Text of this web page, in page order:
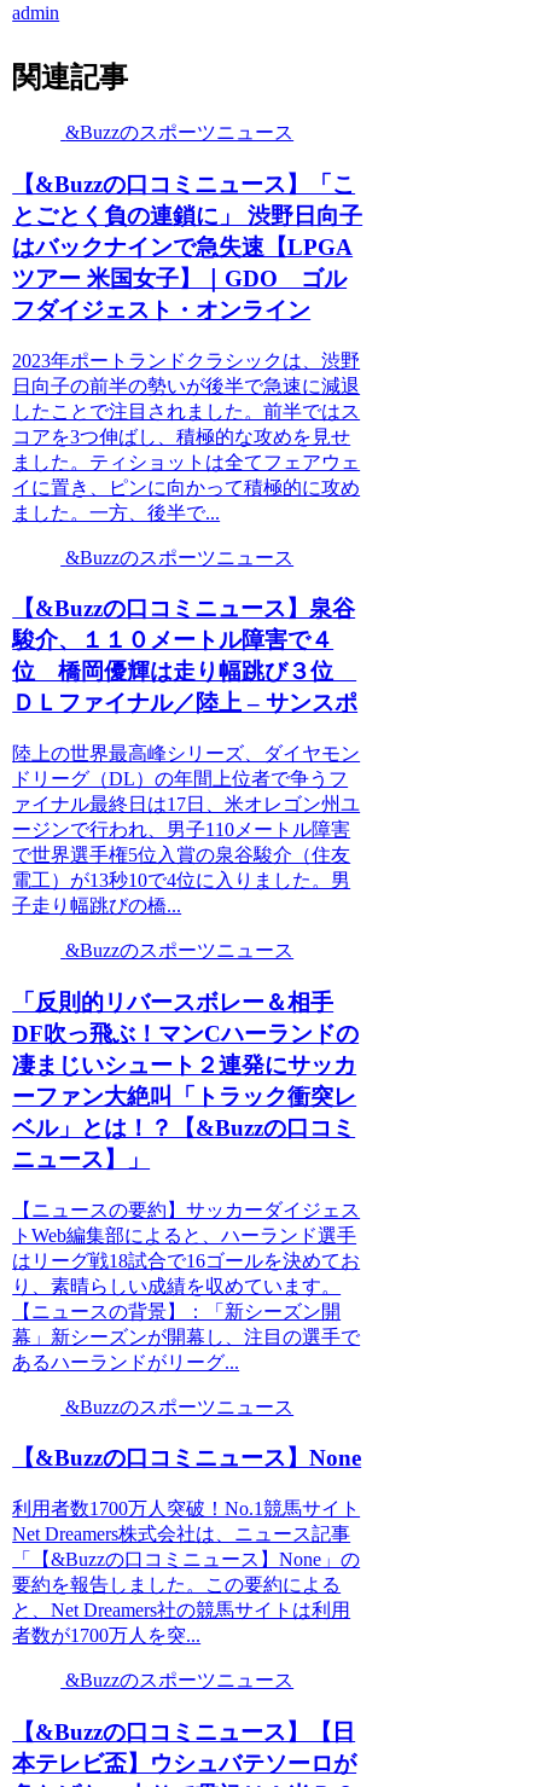
admin
関連記事
&Buzzのスポーツニュース
【&Buzzの口コミニュース】「こ
とごとく負の連鎖に」 渋野日向子
はバックナインで急失速【LPGA
ツアー 米国女子】｜GDO ゴル
フダイジェスト・オンライン
2023年ポートランドクラシックは、渋野
日向子の前半の勢いが後半で急速に減退
したことで注目されました。前半ではス
コアを3つ伸ばし、積極的な攻めを見せ
ました。ティショットは全てフェアウェ
イに置き、ピンに向かって積極的に攻め
ました。一方、後半で...
&Buzzのスポーツニュース
【&Buzzの口コミニュース】泉谷
駿介、１１０メートル障害で４
位 橋岡優輝は走り幅跳び３位
ＤＬファイナル／陸上 – サンスポ
陸上の世界最高峰シリーズ、ダイヤモン
ドリーグ（DL）の年間上位者で争うフ
ァイナル最終日は17日、米オレゴン州ユ
ージンで行われ、男子110メートル障害
で世界選手権5位入賞の泉谷駿介（住友
電工）が13秒10で4位に入りました。男
子走り幅跳びの橋...
&Buzzのスポーツニュース
「反則的リバースボレー＆相手
DF吹っ飛ぶ！マンCハーランドの
凄まじいシュート２連発にサッカ
ーファン大絶叫「トラック衝突レ
ベル」とは！？【&Buzzの口コミ
ニュース】」
【ニュースの要約】サッカーダイジェス
トWeb編集部によると、ハーランド選手
はリーグ戦18試合で16ゴールを決めてお
り、素晴らしい成績を収めています。
【ニュースの背景】：「新シーズン開
幕」新シーズンが開幕し、注目の選手で
あるハーランドがリーグ...
&Buzzのスポーツニュース
【&Buzzの口コミニュース】None
利用者数1700万人突破！No.1競馬サイト
Net Dreamers株式会社は、ニュース記事
「【&Buzzの口コミニュース】None」の
要約を報告しました。この要約による
と、Net Dreamers社の競馬サイトは利用
者数が1700万人を突...
&Buzzのスポーツニュース
【&Buzzの口コミニュース】【日
本テレビ盃】ウシュバテソーロが